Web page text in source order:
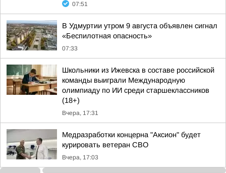
07:51
В Удмуртии утром 9 августа объявлен сигнал
«Беспилотная опасность»
07:33
Школьники из Ижевска в составе российской
команды выиграли Международную
олимпиаду по ИИ среди старшеклассников
(18+)
Вчера, 17:31
Медразработки концерна "Аксион" будет
курировать ветеран СВО
Вчера, 17:03